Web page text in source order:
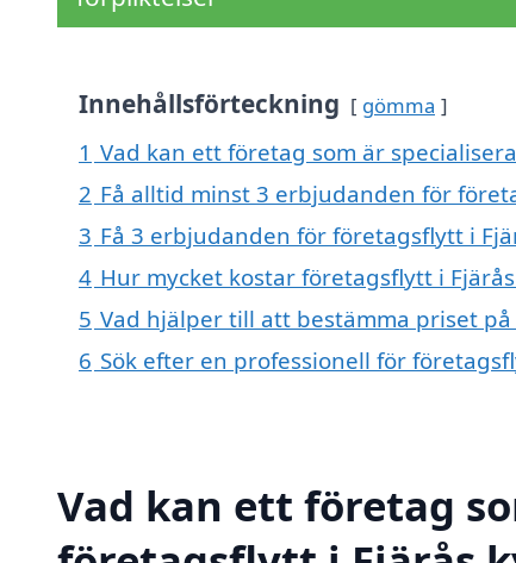
Innehållsförteckning gömma
1 Vad kan ett företag som är
2 Få alltid minst 3 erbjudanden för
3 Få 3 erbjudanden för företagsflytt i
4 Hur mycket kostar företagsflytt i
5 Vad hjälper till att bestämma priset
6 Sök efter en professionell för
Vad kan ett företag